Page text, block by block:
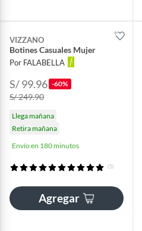
VIZZANO
Botines Casuales Mujer
Por FALABELLA
S/ 99.96 -60%
S/ 249.90
Llega mañana
Retira mañana
Envío en 180 minutos
(5)
Agregar